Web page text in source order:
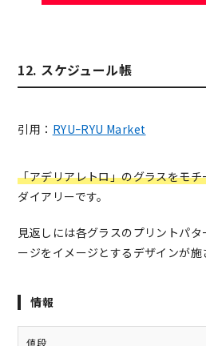
12. スケジュール帳
引用： RYUｰRYU Market
「アデリアレトロ」のグラスをモチ
ダイアリーです。
見返しには各グラスのプリントパ
ージをイメージとするデザインが施
情報
値段